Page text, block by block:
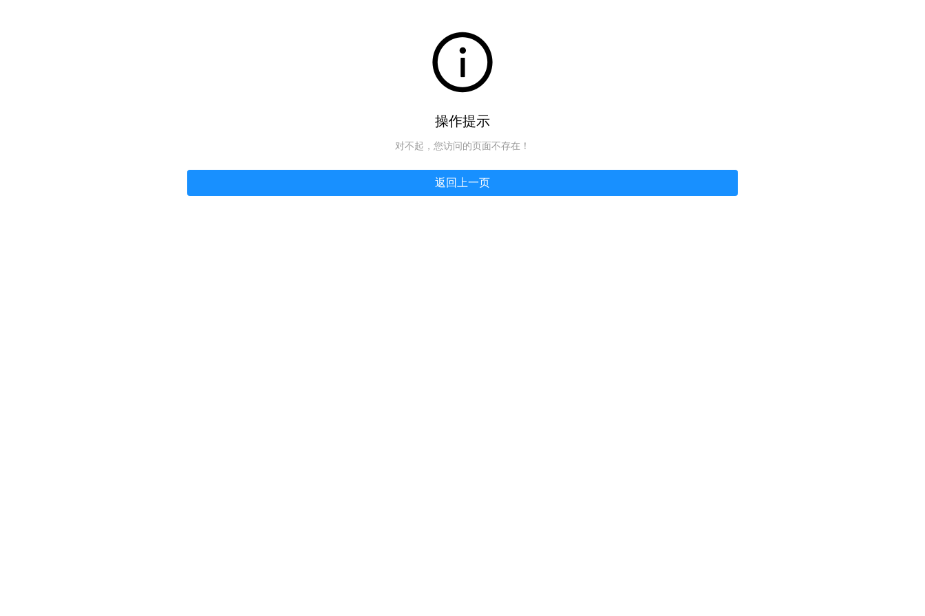
操作提示
对不起，您访问的页面不存在！
返回上一页